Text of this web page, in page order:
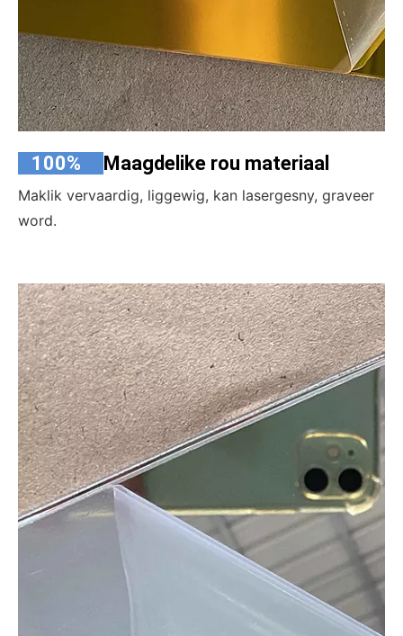
100% Maagdelike rou materiaal
Maklik vervaardig, liggewig, kan lasergesny, graveer
word.